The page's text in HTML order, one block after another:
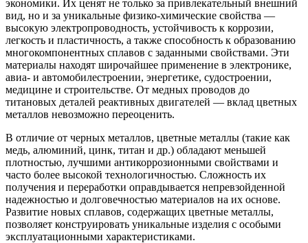
экономики. Их ценят не только за привлекательный внешний
вид, но и за уникальные физико-химические свойства —
высокую электропроводность, устойчивость к коррозии,
легкость и пластичность, а также способность к образованию
многокомпонентных сплавов с заданными свойствами. Эти
материалы находят широчайшее применение в электронике,
авиа- и автомобилестроении, энергетике, судостроении,
медицине и строительстве. От медных проводов до
титановых деталей реактивных двигателей — вклад цветных
металлов невозможно переоценить.
В отличие от черных металлов, цветные металлы (такие как
медь, алюминий, цинк, титан и др.) обладают меньшей
плотностью, лучшими антикоррозионными свойствами и
часто более высокой технологичностью. Сложность их
получения и переработки оправдывается непревзойденной
надежностью и долговечностью материалов на их основе.
Развитие новых сплавов, содержащих цветные металлы,
позволяет конструировать уникальные изделия с особыми
эксплуатационными характеристиками.